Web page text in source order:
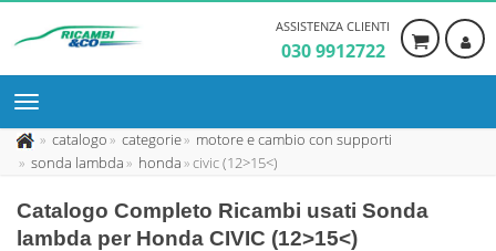
ASSISTENZA CLIENTI
030 9912722
catalogo categorie
motore e cambio con supporti
sonda lambda
honda civic (12>15<)
Catalogo Completo Ricambi usati Sonda
lambda per Honda CIVIC (12>15<)